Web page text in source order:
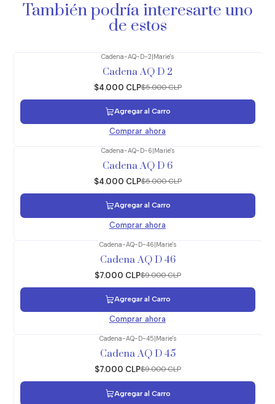
También podría interesarte uno
de estos
Cadena-AQ-D-2|Marie's
Cadena AQ D 2
$4.000 CLP$5.000 CLP
Agregar al Carro
Comprar ahora
Cadena-AQ-D-6|Marie's
Cadena AQ D 6
$4.000 CLP$5.000 CLP
Agregar al Carro
Comprar ahora
Cadena-AQ-D-46|Marie's
Cadena AQ D 46
$7.000 CLP$9.000 CLP
Agregar al Carro
Comprar ahora
Cadena-AQ-D-45|Marie's
Cadena AQ D 45
$7.000 CLP$9.000 CLP
Agregar al Carro